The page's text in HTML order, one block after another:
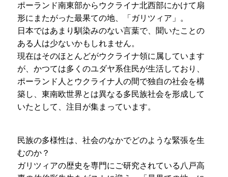
ポーランド南東部からウクライナ北西部にかけて扇
形にまたがった最果ての地、「ガリツィア」。
日本ではあまり馴染みのない言葉で、聞いたことの
ある人は少ないかもしれません。
現在はそのほとんどがウクライナ領に属しています
が、かつては多くのユダヤ系住民が生活しており、
ポーランド人とウクライナ人の間で独自の社会を構
築し、東南欧世界とは異なる多民族社会を形成して
いたとして、注目が集まっています。
民族の多様性は、社会のなかでどのような緊張を生
むのか？
ガリツィアの歴史を専門にご研究されている八戸高